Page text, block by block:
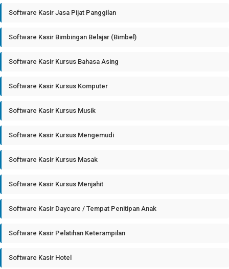
Software Kasir Jasa Pijat Panggilan
Software Kasir Bimbingan Belajar (Bimbel)
Software Kasir Kursus Bahasa Asing
Software Kasir Kursus Komputer
Software Kasir Kursus Musik
Software Kasir Kursus Mengemudi
Software Kasir Kursus Masak
Software Kasir Kursus Menjahit
Software Kasir Daycare / Tempat Penitipan Anak
Software Kasir Pelatihan Keterampilan
Software Kasir Hotel